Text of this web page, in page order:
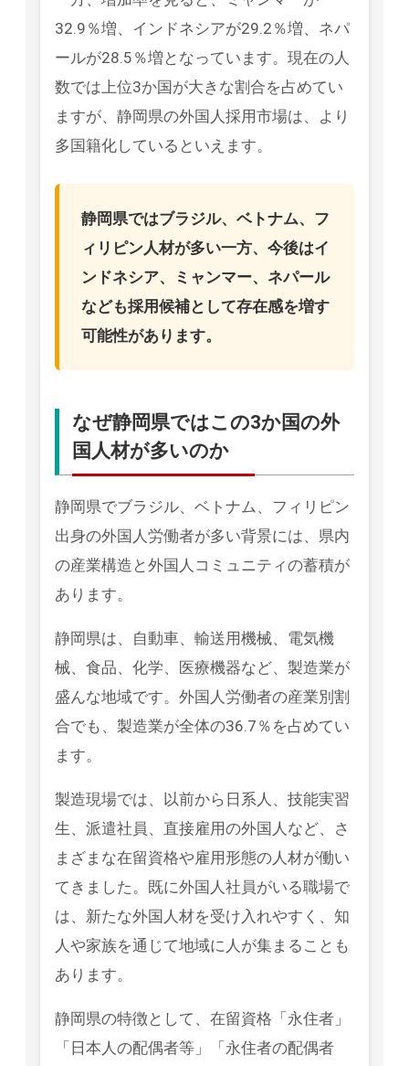
32.9％増、インドネシアが29.2％増、ネパ
ールが28.5％増となっています。現在の人
数では上位3か国が大きな割合を占めてい
ますが、静岡県の外国人採用市場は、より
多国籍化しているといえます。
静岡県ではブラジル、ベトナム、フ
ィリピン人材が多い一方、今後はイ
ンドネシア、ミャンマー、ネパール
なども採用候補として存在感を増す
可能性があります。
なぜ静岡県ではこの3か国の外
国人材が多いのか
静岡県でブラジル、ベトナム、フィリピン
出身の外国人労働者が多い背景には、県内
の産業構造と外国人コミュニティの蓄積が
あります。
静岡県は、自動車、輸送用機械、電気機
械、食品、化学、医療機器など、製造業が
盛んな地域です。外国人労働者の産業別割
合でも、製造業が全体の36.7％を占めてい
ます。
製造現場では、以前から日系人、技能実習
生、派遣社員、直接雇用の外国人など、さ
まざまな在留資格や雇用形態の人材が働い
てきました。既に外国人社員がいる職場で
は、新たな外国人材を受け入れやすく、知
人や家族を通じて地域に人が集まることも
あります。
静岡県の特徴として、在留資格「永住者」
「日本人の配偶者等」「永住者の配偶者